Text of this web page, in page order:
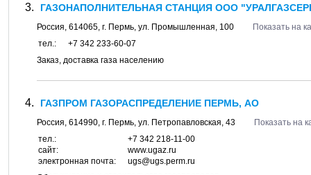
ГАЗОНАПОЛНИТЕЛЬНАЯ СТАНЦИЯ ООО
Россия, 614065, г. Пермь, ул. Промышленная, 100
Показать на
тел.:
+7 342 233-60-07
Заказ, доставка газа населению
ГАЗПРОМ ГАЗОРАСПРЕДЕЛЕНИЕ ПЕРМЬ, АО
Россия, 614990, г. Пермь, ул. Петропавловская, 43
Показать на
тел.:
+7 342 218-11-00
сайт:
www.ugaz.ru
электронная почта:
ugs@ugs.perm.ru